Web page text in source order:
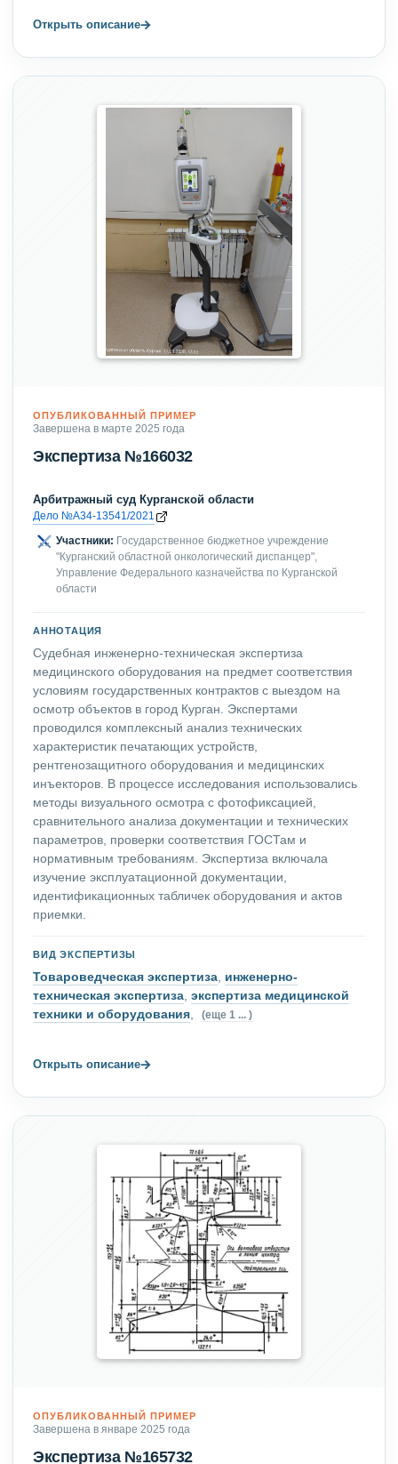
Открыть описание→
ОПУБЛИКОВАННЫЙ ПРИМЕР
Завершена в марте 2025 года
Экспертиза №166032
Арбитражный суд Курганской области
Дело №А34-13541/2021
Участники: Государственное бюджетное учреждение
"Курганский областной онкологический диспанцер",
Управление Федерального казначейства по Курганской
области
АННОТАЦИЯ
Судебная инженерно-техническая экспертиза
медицинского оборудования на предмет соответствия
условиям государственных контрактов с выездом на
осмотр объектов в город Курган. Экспертами
проводился комплексный анализ технических
характеристик печатающих устройств,
рентгенозащитного оборудования и медицинских
инъекторов. В процессе исследования использовались
методы визуального осмотра с фотофиксацией,
сравнительного анализа документации и технических
параметров, проверки соответствия ГОСТам и
нормативным требованиям. Экспертиза включала
изучение эксплуатационной документации,
идентификационных табличек оборудования и актов
приемки.
ВИД ЭКСПЕРТИЗЫ
Товароведческая экспертиза, инженерно-
техническая экспертиза, экспертиза медицинской
техники и оборудования, (еще 1 ... )
Открыть описание→
ОПУБЛИКОВАННЫЙ ПРИМЕР
Завершена в январе 2025 года
Экспертиза №165732